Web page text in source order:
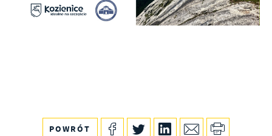
POWRÓT